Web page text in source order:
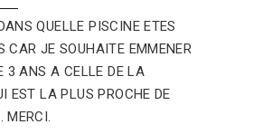
QUELLE PISCINE ETES
CAR JE SOUHAITE EMMENER
3 ANS A CELLE DE LA
EST LA PLUS PROCHE DE
MERCI.